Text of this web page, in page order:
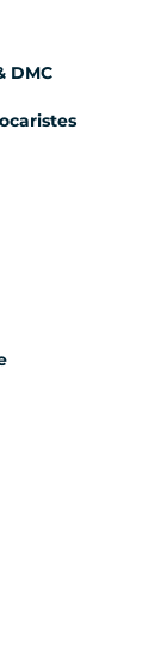
DMC